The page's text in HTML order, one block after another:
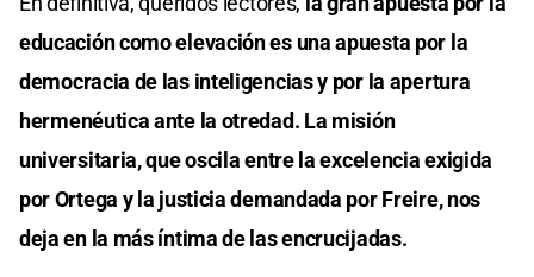
educación como elevación es una apuesta por la
democracia de las inteligencias y por la apertura
hermenéutica ante la otredad. La misión
universitaria, que oscila entre la excelencia exigida
por Ortega y la justicia demandada por Freire, nos
deja en la más íntima de las encrucijadas.